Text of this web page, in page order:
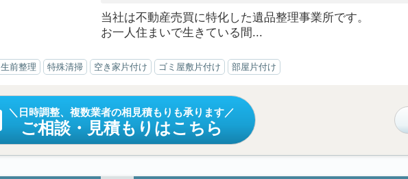
当社は不動産売買に特化した遺品整理事業所です。
お一人住まいで生きている間...
生前整理 特殊清掃 空き家片付け ゴミ屋敷片付け 部屋片付け
日時調整、複数業者の相見積もりも承ります
ご相談・見積もりはこちら